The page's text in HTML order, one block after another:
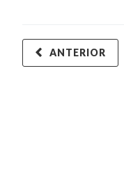
ANTERIOR